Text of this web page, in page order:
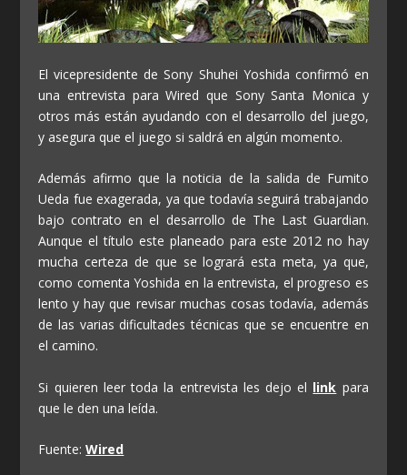
El vicepresidente de Sony Shuhei Yoshida confirmó en
una entrevista para Wired que Sony Santa Monica y
otros más están ayudando con el desarrollo del juego,
y asegura que el juego si saldrá en algún momento.
Además afirmo que la noticia de la salida de Fumito
Ueda fue exagerada, ya que todavía seguirá trabajando
bajo contrato en el desarrollo de The Last Guardian.
Aunque el título este planeado para este 2012 no hay
mucha certeza de que se logrará esta meta, ya que,
como comenta Yoshida en la entrevista, el progreso es
lento y hay que revisar muchas cosas todavía, además
de las varias dificultades técnicas que se encuentre en
el camino.
Si quieren leer toda la entrevista les dejo el link para
que le den una leída.
Fuente:Wired